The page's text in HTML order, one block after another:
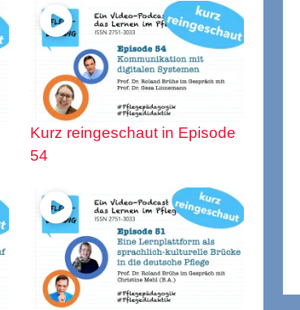
Kurz reingeschaut in Episode
54